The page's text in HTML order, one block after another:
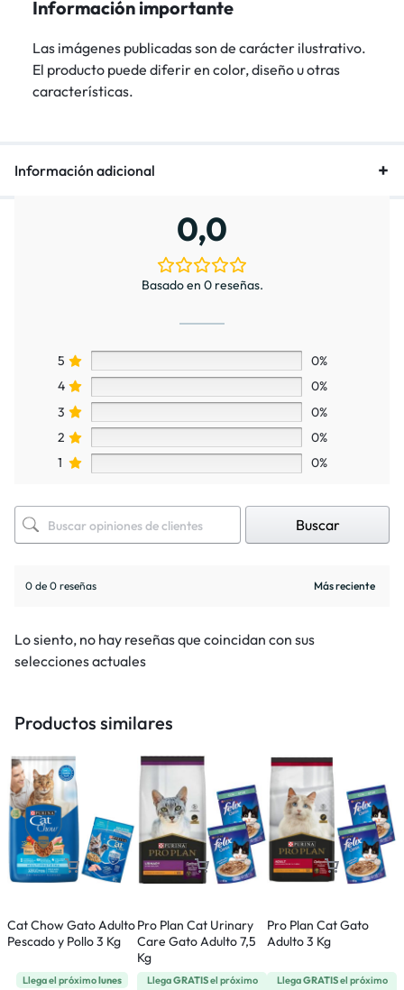
Información importante
Las imágenes publicadas son de carácter ilustrativo.
El producto puede diferir en color, diseño u otras
características.
Información adicional
0,0
Basado en 0 reseñas.
5
0%
4
0%
3
0%
2
0%
1
0%
Buscar
0 de 0 reseñas
Lo siento, no hay reseñas que coincidan con sus
selecciones actuales
Productos similares
Cat Chow Gato Adulto
Pescado y Pollo 3 Kg
Llega el próximolunes
Pro Plan Cat Urinary
Care Gato Adulto 7,5
Kg
LlegaGRATISel próximo
Pro Plan Cat Gato
Adulto 3 Kg
LlegaGRATISel próximo